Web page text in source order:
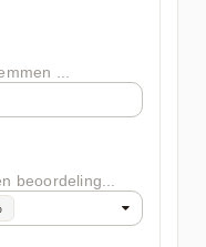
...
beoordeling...